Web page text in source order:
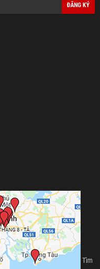
ĐĂNG KÝ
Tìm